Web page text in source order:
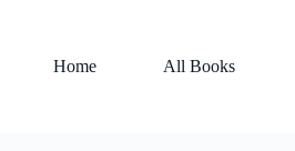
Home All Books